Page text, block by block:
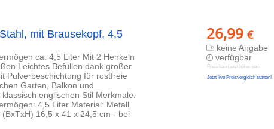
26,99 €
keine Angabe
verfügbar
Preis kann jetzt höher sein
Jetzt live Preisvergleich starten!
mit Brausekopf, 4,5
ca. 4,5 Liter Mit 2 Henkeln
Leichtes Befüllen dank großer
Pulverbeschichtung für rostfreie
Garten, Balkon und
englischen Stil Merkmale:
4,5 Liter Material: Metall
16,5 x 41 x 24,5 cm - bei